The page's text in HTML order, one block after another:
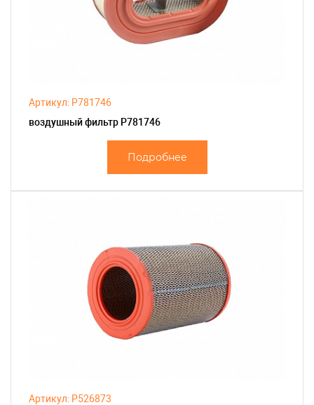
Артикул: P781746
воздушный фильтр P781746
Подробнее
Артикул: P526873